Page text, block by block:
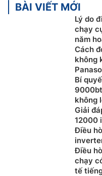
Máyđiều hòa Carrier
703V/38GCVUE018-
lưới lọc Ultra-Fresh
chế sự hình thành của
mùi hôi trong không
BÀI VIẾT MỚI
Lý do
chạy
năm
Cách
không
Bí
không
Giải
12000
Điều
Điều
chạy
tế